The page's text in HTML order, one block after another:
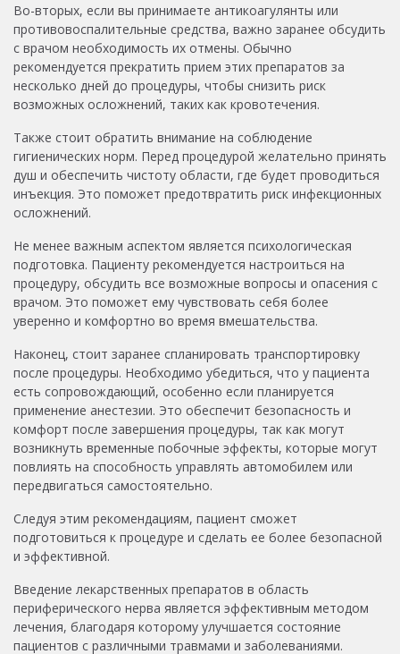
Во-вторых, если вы принимаете антикоагулянты или
противовоспалительные средства, важно заранее обсудить
с врачом необходимость их отмены. Обычно
рекомендуется прекратить прием этих препаратов за
несколько дней до процедуры, чтобы снизить риск
возможных осложнений, таких как кровотечения.
Также стоит обратить внимание на соблюдение
гигиенических норм. Перед процедурой желательно принять
душ и обеспечить чистоту области, где будет проводиться
инъекция. Это поможет предотвратить риск инфекционных
осложнений.
Не менее важным аспектом является психологическая
подготовка. Пациенту рекомендуется настроиться на
процедуру, обсудить все возможные вопросы и опасения с
врачом. Это поможет ему чувствовать себя более
уверенно и комфортно во время вмешательства.
Наконец, стоит заранее спланировать транспортировку
после процедуры. Необходимо убедиться, что у пациента
есть сопровождающий, особенно если планируется
применение анестезии. Это обеспечит безопасность и
комфорт после завершения процедуры, так как могут
возникнуть временные побочные эффекты, которые могут
повлиять на способность управлять автомобилем или
передвигаться самостоятельно.
Следуя этим рекомендациям, пациент сможет
подготовиться к процедуре и сделать ее более безопасной
и эффективной.
Введение лекарственных препаратов в область
периферического нерва является эффективным методом
лечения, благодаря которому улучшается состояние
пациентов с различными травмами и заболеваниями.